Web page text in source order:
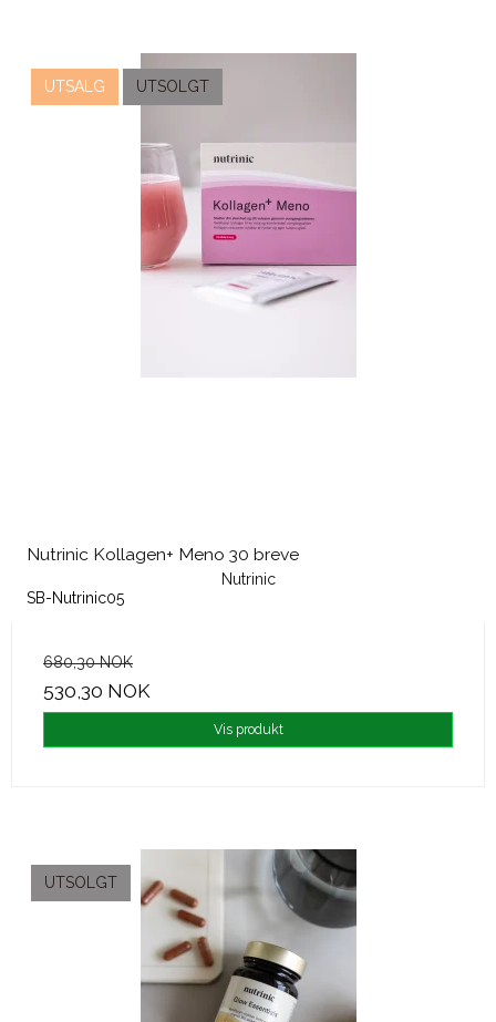
UTSALG UTSOLGT
Nutrinic Kollagen+ Meno 30 breve
Nutrinic
SB-Nutrinic05
680,30 NOK
530,30 NOK
Vis produkt
UTSOLGT